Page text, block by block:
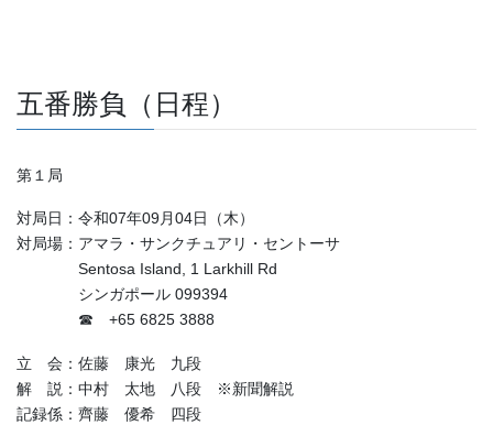
五番勝負（日程）
第１局
対局日：令和07年09月04日（木）
対局場：アマラ・サンクチュアリ・セントーサ
Sentosa Island, 1 Larkhill Rd
シンガポール 099394
☎ +65 6825 3888
立 会：佐藤 康光 九段
解 説：中村 太地 八段 ※新聞解説
記録係：齊藤 優希 四段